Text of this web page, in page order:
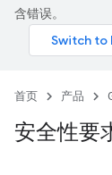
含错误。
首页 产品
安全性要